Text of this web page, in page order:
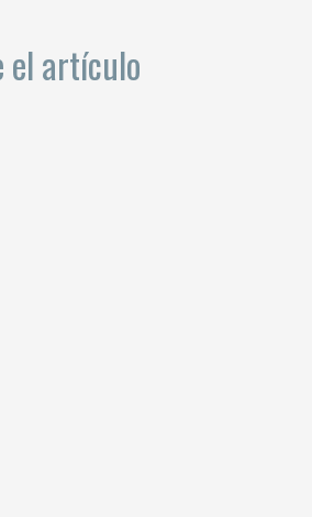
el artículo